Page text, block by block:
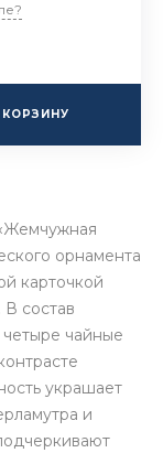
КОРЗИНУ
орнамента
карточкой
состав
четыре чайные
украшает
и